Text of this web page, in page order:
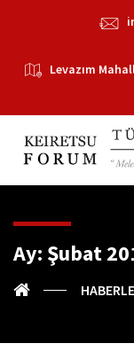
Levazım
Ay: Şubat